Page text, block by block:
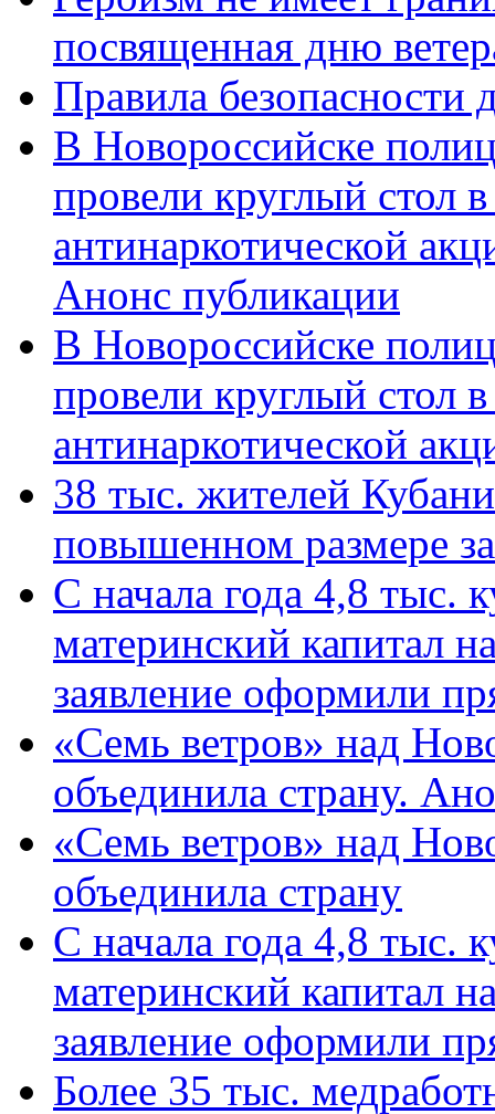
посвященная дню
Правила безопасности
В Новороссийске
провели круглый стол
антинаркотической
Анонс публикации
В Новороссийске
провели круглый стол
антинаркотической
38 тыс. жителей
повышенном размере
С начала года 4,8 тыс.
материнский капитал
заявление оформили
«Семь ветров» над
объединила страну.
«Семь ветров» над
объединила страну
С начала года 4,8 тыс.
материнский капитал
заявление оформили
Более 35 тыс.